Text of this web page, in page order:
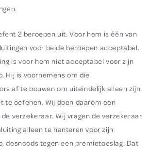
2 beroepen uit. Voor hem is één van
voor beide beroepen acceptabel.
is voor hem niet acceptabel voor zijn
Hij is voornemens om die
af te bouwen om uiteindelijk alleen zijn
te oefenen. Wij doen daarom een
verzekeraar. Wij vragen de verzekeraar
alleen te hanteren voor zijn
desnoods tegen een premietoeslag. Dat